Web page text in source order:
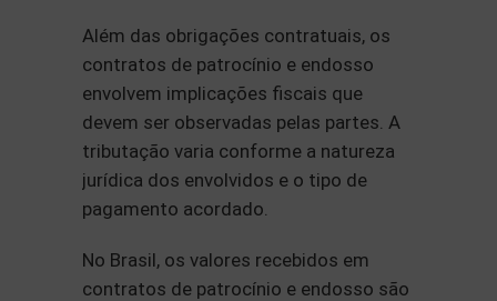
Além das obrigações contratuais, os
contratos de patrocínio e endosso
envolvem implicações fiscais que
devem ser observadas pelas partes. A
tributação varia conforme a natureza
jurídica dos envolvidos e o tipo de
pagamento acordado.
No Brasil, os valores recebidos em
contratos de patrocínio e endosso são